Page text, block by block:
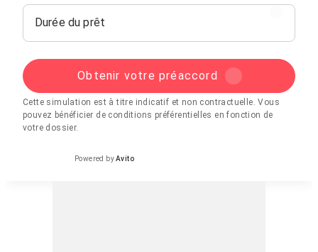
Durée du prêt
Obtenir votre préaccord
Cette simulation est à titre indicatif et non contractuelle. Vous
pouvez bénéficier de conditions préférentielles en fonction de
votre dossier.
Powered byAvito